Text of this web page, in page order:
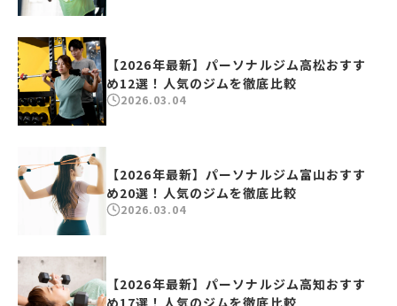
【2026年最新】パーソナルジム高松おすす
め12選！人気のジムを徹底比較
2026.03.04
【2026年最新】パーソナルジム富山おすす
め20選！人気のジムを徹底比較
2026.03.04
【2026年最新】パーソナルジム高知おすす
め17選！人気のジムを徹底比較